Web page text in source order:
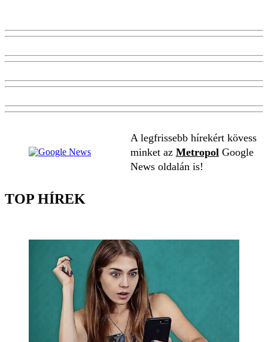
A legfrissebb hírekért kövess
minket az Metropol Google
News oldalán is!
TOP HÍREK